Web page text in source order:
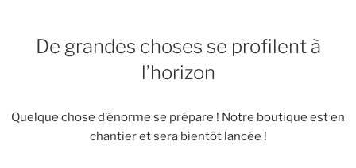
De grandes choses se profilent à
l’horizon
Quelque chose d’énorme se prépare ! Notre boutique est en
chantier et sera bientôt lancée !